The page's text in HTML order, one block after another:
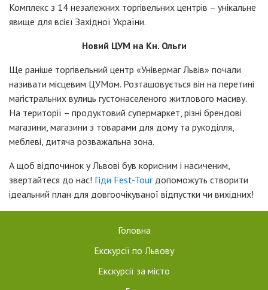
Комплекс з 14 незалежних торгівельних центрів – унікальне
явище для всієї Західної України.
Новий ЦУМ на Кн. Ольги
Ще раніше торгівельний центр «Універмаг Львів» почали
називати місцевим ЦУМом. Розташовується він на перетині
магістральних вулиць густонаселеного житлового масиву.
На території – продуктовий супермаркет, різні брендові
магазини, магазини з товарами для дому та рукоділля,
меблеві, дитяча розважальна зона.
А щоб відпочинок у Львові був корисним і насиченим,
звертайтеся до нас! Гіди Fest-Tour допоможуть створити
ідеальний план для довгоочікуваної відпустки чи вихідних!
Головна
Екскурсії по Львову
Екскурсії за місто